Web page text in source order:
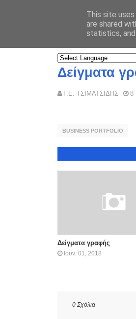
Δείγματα
Γ.Ε. ΤΣΙΜΑΤΣΙΔΗΣ 8
BUSINESS PORTFOLIO
Δείγματα γραφής
Ιουν. 01, 2018
0 Σχόλια
This site
are shared
statistics,